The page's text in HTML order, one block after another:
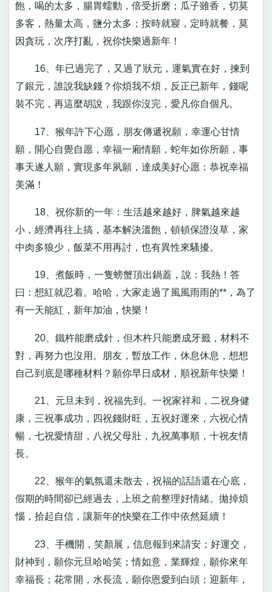
飽，喝的太多，腸胃蠕動，倍受折磨；瓜子雖香，切莫
多客，熱量太高，鹽分太多；按時就寢，定時就餐，莫
因貪玩，次序打亂，祝你快樂過新年！
16、年已過完了，又過了狀元，運氣實在好，揀到
了銀元，誰說我缺錢？你煩我不煩，反正已新年，錢呢
裝不完，再這麼胡說，我跟你沒完，愛凡你自個凡。
17、猴年許下心愿，朋友傳遞祝願，幸運心甘情
願，開心自覺自愿，幸福一廂情願，蛇年如你所願，事
事天遂人願，實現多年夙願，達成美好心愿：恭祝幸福
美滿！
18、祝你新的一年：生活越來越好，脾氣越來越
小，經濟再往上搞，基本解決溫飽，頓頓保證沒草，家
中肉多狼少，飯菜不用再討，也有異性來騷擾。
19、煮飯時，一隻螃蟹頂出鍋蓋，說：我熱！答
曰：想紅就忍着。哈哈，大家走過了風風雨雨的**，為了
有一天能紅，新年加油，快樂！
20、鐵杵能磨成針，但木杵只能磨成牙籤，材料不
對，再努力也沒用。朋友，暫放工作，休息休息，想想
自己到底是哪種材料？願你早日成材，順祝新年快樂！
21、元旦未到，祝福先到。一祝家祥和，二祝身健
康，三祝事成功，四祝錢財旺，五祝好運來，六祝心情
暢，七祝愛情甜，八祝父母壯，九祝萬事順，十祝友情
長。
22、猴年的氣氛還未散去，祝福的話語還在心底，
假期的時間卻已經過去，上班之前整理好情緒。拋掉煩
惱，拾起自信，讓新年的快樂在工作中依然延續！
23、手機開，笑顏展，信息報到來請安；好運交，
財神到，願你元旦哈哈笑；情如意，業輝煌，願你來年
幸福長；花常開，水長流，願你恩愛到白頭；迎新年，